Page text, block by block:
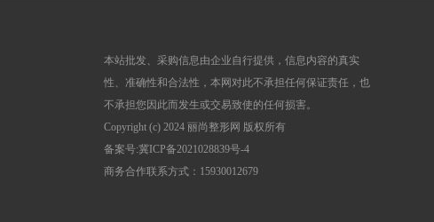
本站批发、采购信息由企业自行提供，信息内容的真实
性、准确性和合法性，本网对此不承担任何保证责任，也
不承担您因此而发生或交易致使的任何损害。
Copyright (c) 2024 丽尚整形网 版权所有
备案号:冀ICP备2021028839号-4
商务合作联系方式：15930012679